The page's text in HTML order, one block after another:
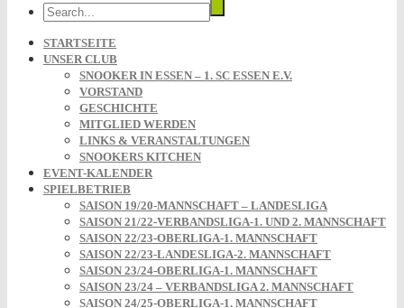
STARTSEITE
UNSER CLUB
SNOOKER IN ESSEN – 1. SC ESSEN E.V.
VORSTAND
GESCHICHTE
MITGLIED WERDEN
LINKS & VERANSTALTUNGEN
SNOOKERS KITCHEN
EVENT-KALENDER
SPIELBETRIEB
SAISON 19/20-MANNSCHAFT – LANDESLIGA
SAISON 21/22-VERBANDSLIGA-1. UND 2. MANNSCHAFT
SAISON 22/23-OBERLIGA-1. MANNSCHAFT
SAISON 22/23-LANDESLIGA-2. MANNSCHAFT
SAISON 23/24-OBERLIGA-1. MANNSCHAFT
SAISON 23/24 – VERBANDSLIGA 2. MANNSCHAFT
SAISON 24/25-OBERLIGA-1. MANNSCHAFT